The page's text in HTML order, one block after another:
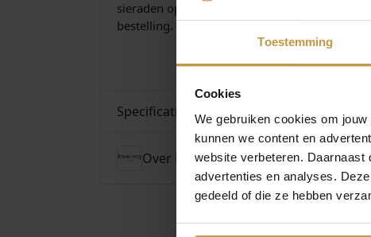
Toestemming
Cookies
We gebruiken cookies om
kunnen we content en
website verbeteren.
advertenties en analyses.
gedeeld of die ze hebben
sieraden op een werkdag voor 16:30 uur,
bestelling.
Specificaties
Over Nomination